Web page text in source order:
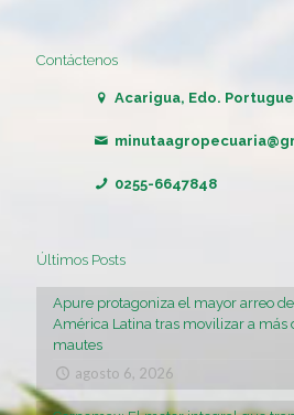
Contáctenos
Acarigua, Edo.
0255-6647848
Últimos Posts
Apure protagoniza el mayor arreo de
América Latina tras movilizar a más
mautes
agosto 6, 2026